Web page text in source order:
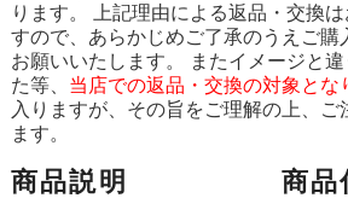
ります。 上記理由による返品・交換
すので、あらかじめご了承のうえご購
お願いいたします。 またイメージと
た等、 当店での返品・交換の対象とな
入りますが、その旨をご理解の上、ご
ます。
商品説明 商品